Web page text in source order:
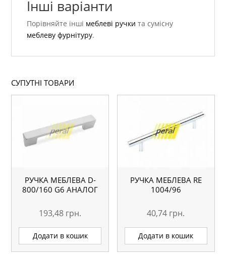
Інші варіанти
Порівняйте інші меблеві ручки та сумісну
меблеву фурнітуру.
СУПУТНІ ТОВАРИ
РУЧКА МЕБЛЕВА D-
800/160 G6 АНАЛОГ
193,48 грн.
Додати в кошик
РУЧКА МЕБЛЕВА RE
1004/96
40,74 грн.
Додати в кошик